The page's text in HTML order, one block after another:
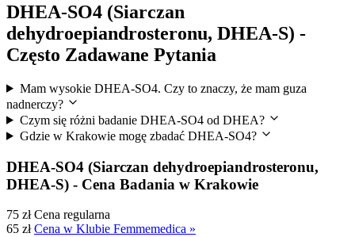
DHEA-SO4 (Siarczan
dehydroepiandrosteronu, DHEA-S) -
Często Zadawane Pytania
Mam wysokie DHEA-SO4. Czy to znaczy, że mam guza
nadnerczy?
Czym się różni badanie DHEA-SO4 od DHEA?
Gdzie w Krakowie mogę zbadać DHEA-SO4?
DHEA-SO4 (Siarczan dehydroepiandrosteronu,
DHEA-S) - Cena Badania w Krakowie
75 zł Cena regularna
65 zł Cena w Klubie Femmemedica »